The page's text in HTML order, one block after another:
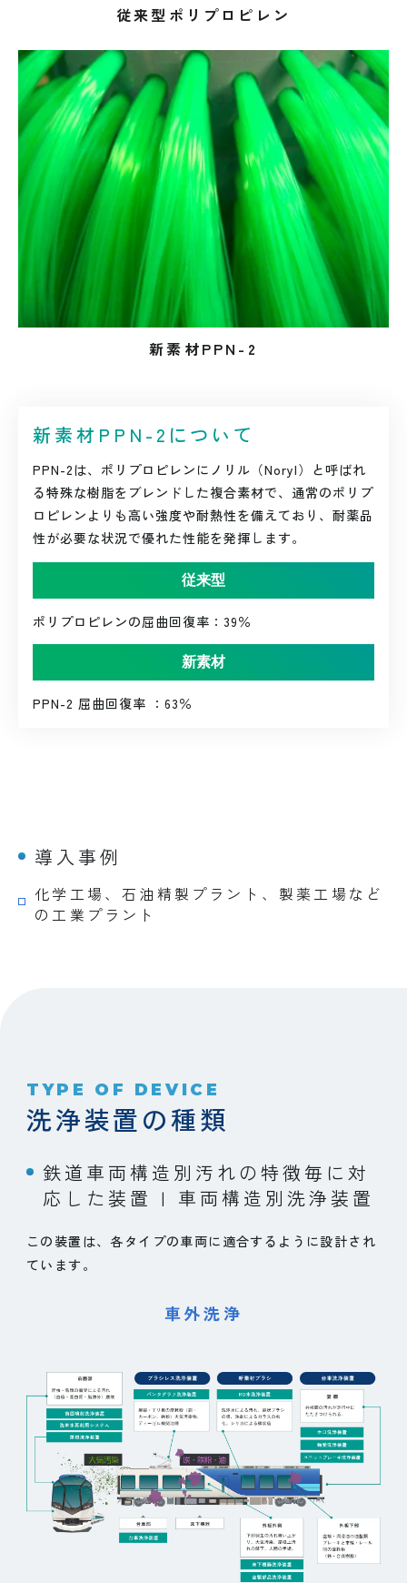
従来型ポリプロピレン
新素材PPN-2
新素材PPN-2について
PPN-2は、ポリプロピレンにノリル（Noryl）と呼ばれ
る特殊な樹脂をブレンドした複合素材で、通常のポリプ
ロピレンよりも高い強度や耐熱性を備えており、耐薬品
性が必要な状況で優れた性能を発揮します。
従来型
ポリプロピレンの屈曲回復率：39％
新素材
PPN-2 屈曲回復率 ：63％
導入事例
化学工場、石油精製プラント、製薬工場など
の工業プラント
TYPE OF DEVICE
洗浄装置の種類
鉄道車両構造別汚れの特徴毎に対
応した装置 | 車両構造別洗浄装置
この装置は、各タイプの車両に適合するように設計され
ています。
車外洗浄